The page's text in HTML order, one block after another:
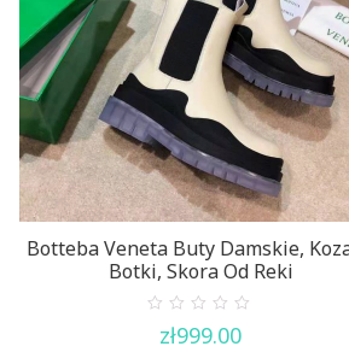
Botteba Veneta Buty Damskie,
Botki, Skora Od Reki
out
zł999.00